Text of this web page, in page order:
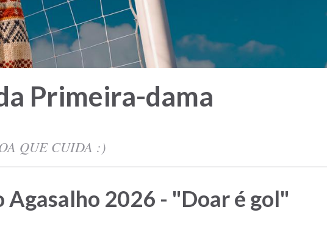
Primeira-dama
QUE CUIDA :)
Agasalho 2026 - "Doar é gol"